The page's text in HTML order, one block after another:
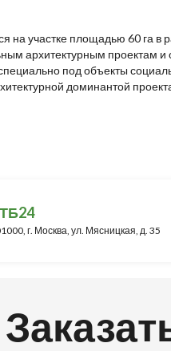
на участке площадью 60 га в
архитектурным проектам
под объекты
доминантой
г. Москва, ул. Мясницкая, д. 35